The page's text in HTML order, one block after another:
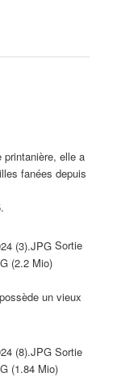
printanière, elle a
fanées depuis
Sortie
(2.2 Mio)
un vieux
Sortie
(1.84 Mio)